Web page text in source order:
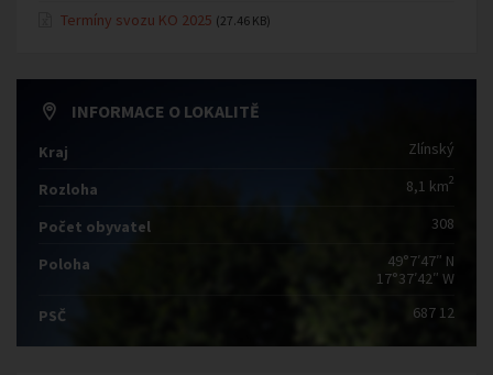
Termíny svozu KO 2025 (27.46 KB)
INFORMACE O LOKALITĚ
Kraj Zlínský
Rozloha 8,1 km2
Počet obyvatel 308
Poloha
49°7′47″ N
17°37′42″ W
PSČ
687 12